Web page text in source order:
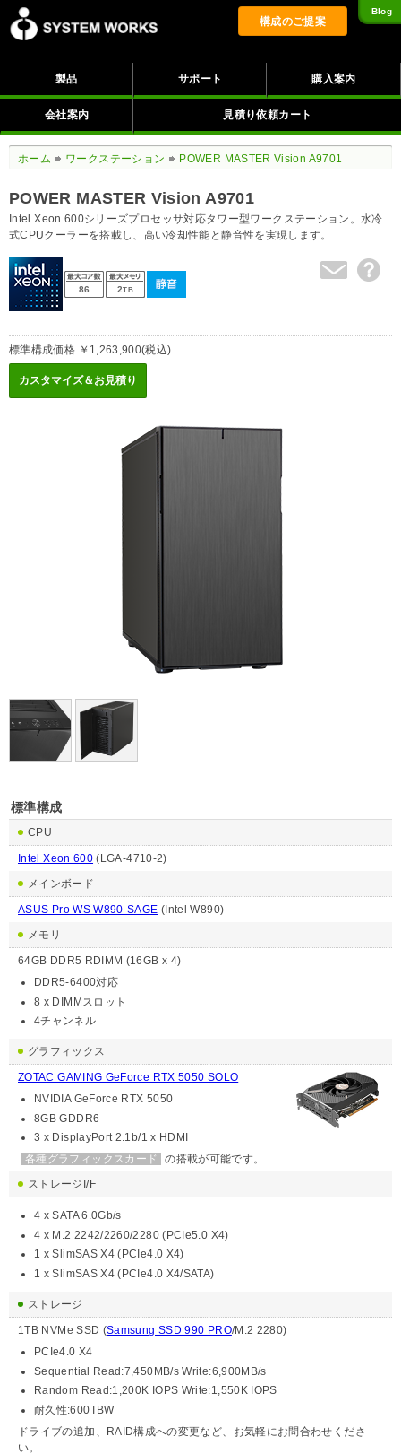
構成のご提案
Blog
製品 サポート 購入案内
会社案内 見積り依頼カート
ホーム ワークステーション POWER MASTER Vision A9701
POWER MASTER Vision A9701
Intel Xeon 600シリーズプロセッサ対応タワー型ワークステーション。水冷
式CPUクーラーを搭載し、高い冷却性能と静音性を実現します。
86 2TB
標準構成価格 ￥1,263,900(税込)
標準構成
CPU
Intel Xeon 600 (LGA-4710-2)
メインボード
ASUS Pro WS W890-SAGE (Intel W890)
メモリ
64GB DDR5 RDIMM (16GB x 4)
DDR5-6400対応
8 x DIMMスロット
4チャンネル
グラフィックス
ZOTAC GAMING GeForce RTX 5050 SOLO
NVIDIA GeForce RTX 5050
8GB GDDR6
3 x DisplayPort 2.1b/1 x HDMI
各種グラフィックスカード
の搭載が可能です。
ストレージI/F
4 x SATA 6.0Gb/s
4 x M.2 2242/2260/2280 (PCIe5.0 X4)
1 x SlimSAS X4 (PCIe4.0 X4)
1 x SlimSAS X4 (PCIe4.0 X4/SATA)
ストレージ
1TB NVMe SSD (Samsung SSD 990 PRO/M.2 2280)
PCIe4.0 X4
Sequential Read:7,450MB/s Write:6,900MB/s
Random Read:1,200K IOPS Write:1,550K IOPS
耐久性:600TBW
ドライブの追加、RAID構成への変更など、お気軽にお問合わせくださ
い。